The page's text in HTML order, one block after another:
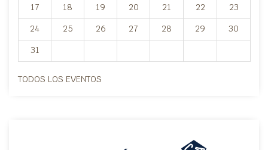
17
18 19 20 21 22
23
24
25 26 27 28 29
30
31
TODOS LOS EVENTOS